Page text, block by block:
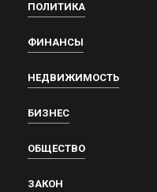
ПОЛИТИКА
ФИНАНСЫ
НЕДВИЖИМОСТЬ
БИЗНЕС
ОБЩЕСТВО
ЗАКОН